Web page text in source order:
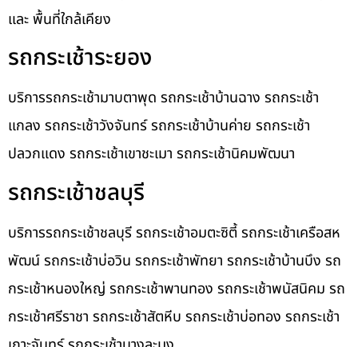
และ พื้นที่ใกล้เคียง
รถกระเช้าระยอง
บริการรถกระเช้ามาบตาพุด รถกระเช้าบ้านฉาง รถกระเช้า
แกลง รถกระเช้าวังจันทร์ รถกระเช้าบ้านค่าย รถกระเช้า
ปลวกแดง รถกระเช้าเขาชะเมา รถกระเช้านิคมพัฒนา
รถกระเช้าชลบุรี
บริการรถกระเช้าชลบุรี รถกระเช้าอมตะซิตี้ รถกระเช้าเครือสห
พัฒน์ รถกระเช้าบ่อวิน รถกระเช้าพัทยา รถกระเช้าบ้านบึง รถ
กระเช้าหนองใหญ่ รถกระเช้าพานทอง รถกระเช้าพนัสนิคม รถ
กระเช้าศรีราชา รถกระเช้าสัตหีบ รถกระเช้าบ่อทอง รถกระเช้า